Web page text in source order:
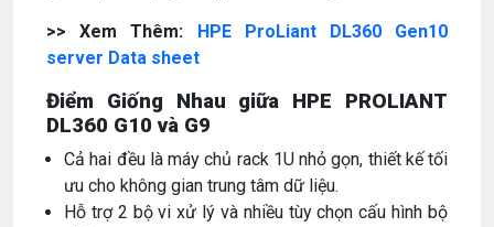
>> Xem Thêm:
HPE ProLiant DL360 Gen10
server Data sheet
Điểm Giống Nhau giữa HPE PROLIANT
DL360 G10 và G9
Cả hai đều là máy chủ rack 1U nhỏ gọn, thiết kế tối
ưu cho không gian trung tâm dữ liệu.
Hỗ trợ 2 bộ vi xử lý và nhiều tùy chọn cấu hình bộ